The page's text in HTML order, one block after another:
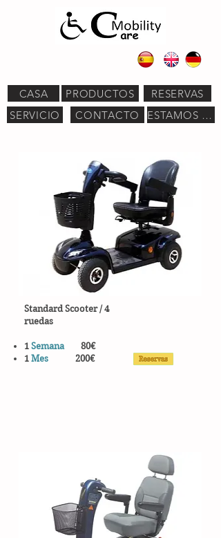
CASA PRODUCTOS
RESERVAS
SERVICIO
CONTACTO ESTAMOS AQUÍ
Standard Scooter / 4
ruedas
1 Semana
80€
1 Mes 200€